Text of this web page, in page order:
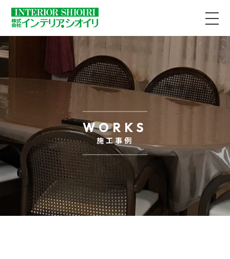
WORKS
施工事例